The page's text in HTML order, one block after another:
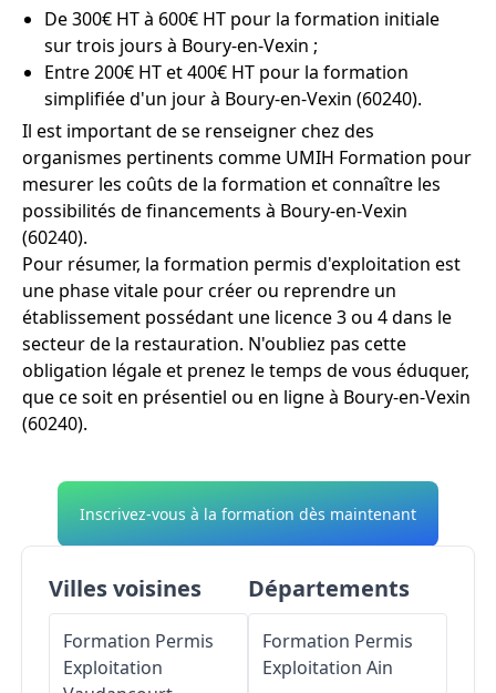
De 300€ HT à 600€ HT pour la formation initiale
sur trois jours à Boury-en-Vexin ;
Entre 200€ HT et 400€ HT pour la formation
simplifiée d'un jour à Boury-en-Vexin (60240).
Il est important de se renseigner chez des
organismes pertinents comme UMIH Formation pour
mesurer les coûts de la formation et connaître les
possibilités de financements à Boury-en-Vexin
(60240).
Pour résumer, la formation permis d'exploitation est
une phase vitale pour créer ou reprendre un
établissement possédant une licence 3 ou 4 dans le
secteur de la restauration. N'oubliez pas cette
obligation légale et prenez le temps de vous éduquer,
que ce soit en présentiel ou en ligne à Boury-en-Vexin
(60240).
Inscrivez-vous à la formation dès maintenant
Villes voisines
Formation Permis
Exploitation
Départements
Formation Permis
Exploitation Ain